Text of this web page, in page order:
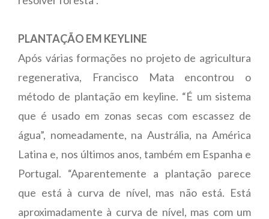
PLANTAÇÃO EM KEYLINE
Após várias formações no projeto de agricultura
regenerativa, Francisco Mata encontrou o
método de plantação em keyline. “É um sistema
que é usado em zonas secas com escassez de
água”, nomeadamente, na Austrália, na América
Latina e, nos últimos anos, também em Espanha e
Portugal. “Aparentemente a plantação parece
que está à curva de nível, mas não está. Está
aproximadamente à curva de nível, mas com um